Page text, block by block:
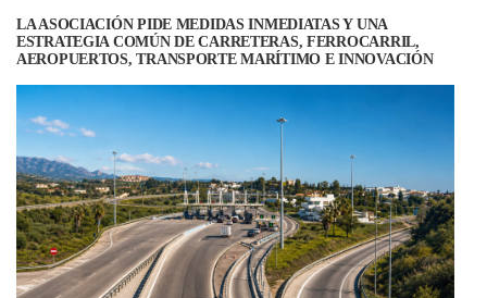
LA ASOCIACIÓN PIDE MEDIDAS INMEDIATAS Y UNA
ESTRATEGIA COMÚN DE CARRETERAS, FERROCARRIL,
AEROPUERTOS, TRANSPORTE MARÍTIMO E INNOVACIÓN